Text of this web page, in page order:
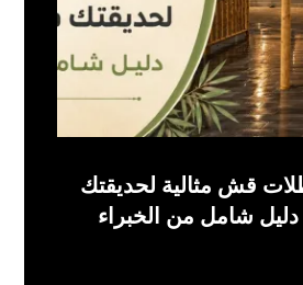
قش مثالية لحديقتك
شامل من الخبراء